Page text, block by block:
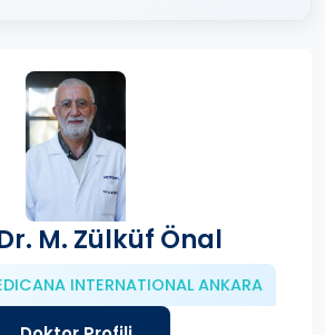
M. Zülküf Önal
INTERNATIONAL ANKARA